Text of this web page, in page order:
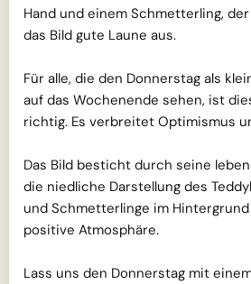
Hand und einem Schmetterling,
das Bild gute Laune aus.
Für alle, die den Donnerstag als
auf das Wochenende sehen, ist
richtig. Es verbreitet Optimismus
Das Bild besticht durch seine
die niedliche Darstellung des
und Schmetterlinge im
positive Atmosphäre.
Lass uns den Donnerstag mit